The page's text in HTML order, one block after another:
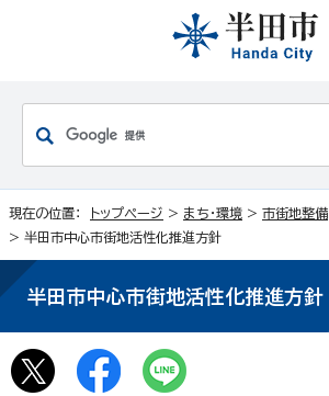
現在の位置： トップページ > まち・環境 > 市街地整備
> 半田市中心市街地活性化推進方針
半田市中心市街地活性化推進方針